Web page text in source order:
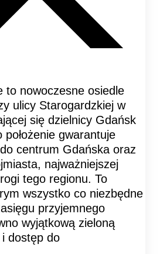
to nowoczesne osiedle
ulicy Starogardzkiej w
się dzielnicy Gdańsk
położenie gwarantuje
centrum Gdańska oraz
najważniejszej
tego regionu. To
wszystko co niezbędne
przyjemnego
wyjątkową zieloną
dostęp do